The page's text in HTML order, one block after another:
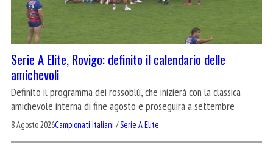
Serie A Elite, Rovigo: definito il calendario delle
amichevoli
Definito il programma dei rossoblù, che inizierà con la classica
amichevole interna di fine agosto e proseguirà a settembre
8 Agosto 2026Campionati Italiani /Serie A Elite